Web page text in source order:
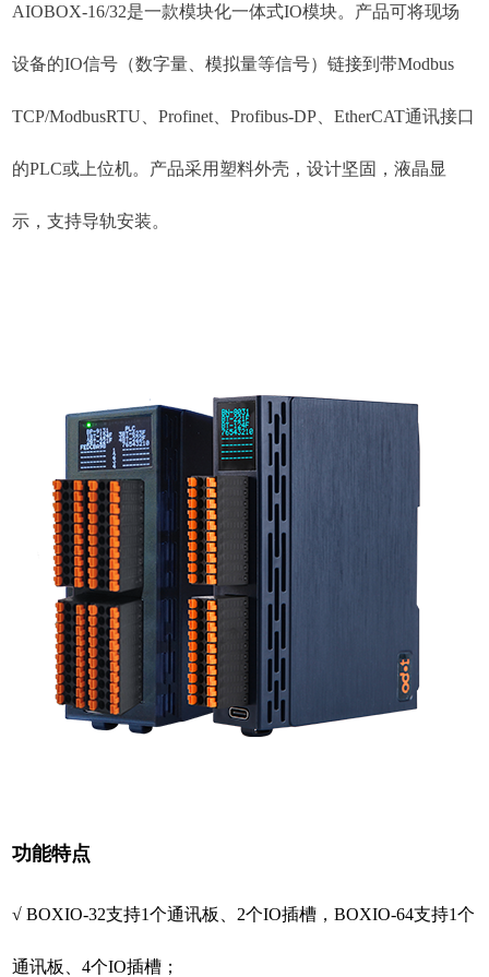
AIOBOX-16/32是⼀款模块化⼀体式IO模块。产品可将现场
设备的IO信号（数字量、模拟量等信号）链接到带Modbus
TCP/ModbusRTU、Profinet、Profibus-DP、EtherCAT通讯接⼝
的PLC或上位机。产品采⽤塑料外壳，设计坚固，液晶显
示，⽀持导轨安装。
功能特点
√ BOXIO-32⽀持1个通讯板、2个IO插槽，BOXIO-64⽀持1个
通讯板、4个IO插槽；